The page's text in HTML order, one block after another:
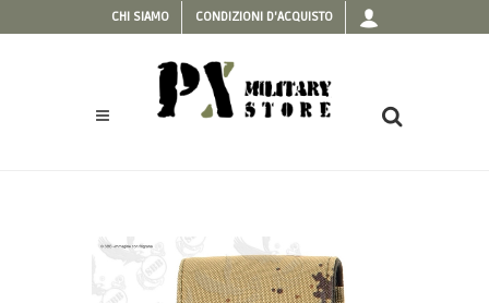
CHI SIAMO CONDIZIONI D'ACQUISTO